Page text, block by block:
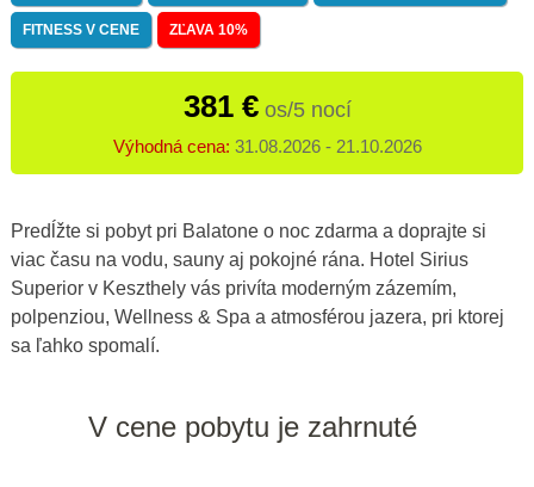
FITNESS V CENE ZĽAVA 10%
381 €os/5 nocí
Výhodná cena: 31.08.2026 - 21.10.2026
Predĺžte si pobyt pri Balatone o noc zdarma a doprajte si
viac času na vodu, sauny aj pokojné rána. Hotel Sirius
Superior v Keszthely vás privíta moderným zázemím,
polpenziou, Wellness & Spa a atmosférou jazera, pri ktorej
sa ľahko spomalí.
V cene pobytu je zahrnuté